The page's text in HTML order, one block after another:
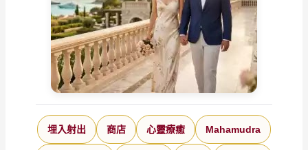
埋入射出 商店 心靈療癒 Mahamudra